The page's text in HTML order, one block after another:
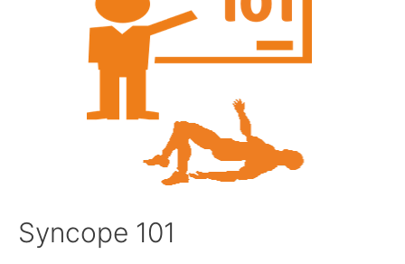
Syncope 101